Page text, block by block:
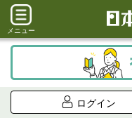
メニュー
ログイン